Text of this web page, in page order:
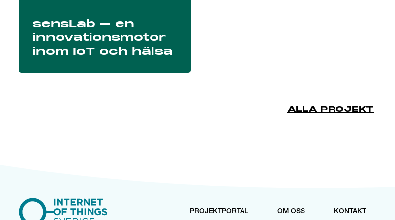
sensLab – en
innovationsmotor
inom IoT och hälsa
ALLA PROJEKT
PROJEKTPORTAL OM OSS KONTAKT